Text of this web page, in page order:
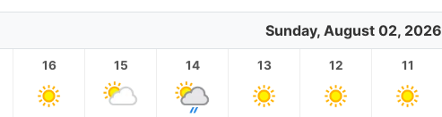
Sunday, August 02, 2026
11
12
13
14
15
16